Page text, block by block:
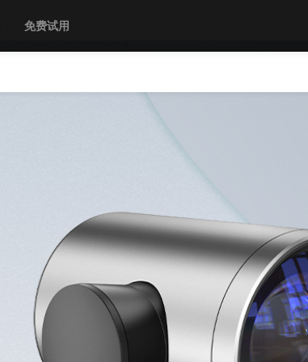
免费试用